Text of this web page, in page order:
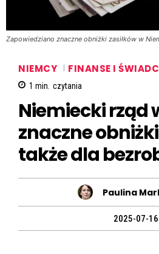
Zapowiedziano znaczne obniżki zasiłków w
NIEMCY FINANSE I
1 min. czytania
Niemiecki rząd
znaczne
także dla
Paulina
2025-07-16